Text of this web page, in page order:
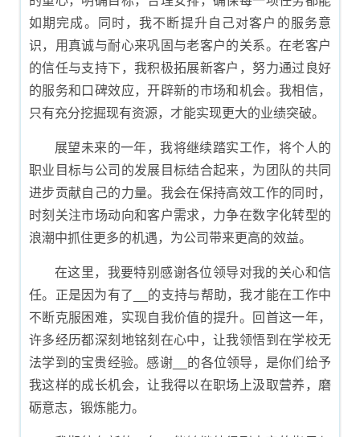
如期完成。同时，我不断提升自己对客户的服务意
识，用真诚与耐心来巩固与老客户的关系。在老客户
的信任与支持下，我积极拓展新客户，努力通过良好
的服务和口碑效应，开辟新的市场和机会。我相信，
只有充分挖掘现有资源，才能实现更大的业绩突破。
展望未来的一年，我将继续踏实工作，将个人的
职业目标与公司的发展目标结合起来，为团队的共同
进步贡献自己的力量。我会在保持高效工作的同时，
时刻关注市场动向和客户需求，力争在数字化转型的
浪潮中抓住更多的机遇，为公司带来更高的效益。
在这里，我要特别感谢各位领导对我的关心和信
任。正是因为有了__的支持与帮助，我才能在工作中
不断克服困难，实现自我价值的提升。回首这一年，
许多经历都深刻地铭刻在心中，让我领悟到在学校无
法学到的宝贵经验。感谢__的各位领导，是你们给予
我这样的成长机会，让我得以在职场上汲取营养，磨
砺意志，锻炼能力。